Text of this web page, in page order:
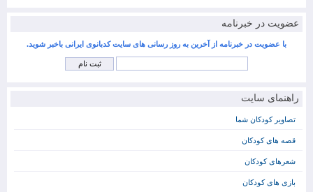
عضویت در خبرنامه
با عضویت در خبرنامه از آخرین به روز رسانی های سایت کدبانوی ایرانی باخبر شوید.
راهنمای سایت
تصاویر کودکان شما
قصه های کودکان
شعرهای کودکان
بازی های کودکان